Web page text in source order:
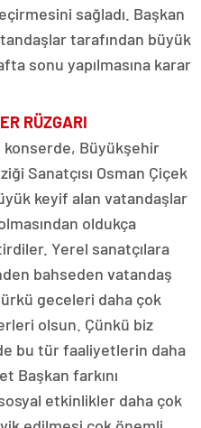
sağladı. Başkan
tarafından büyük
sonu yapılmasına karar
RÜZGARI
Büyükşehir
Sanatçısı Osman Çiçek
keyif alan vatandaşlar
oldukça
Yerel sanatçılara
bahseden vatandaş
geceleri daha çok
olsun. Çünkü biz
bu tür faaliyetlerin daha
Başkan farkını
etkinlikler daha çok